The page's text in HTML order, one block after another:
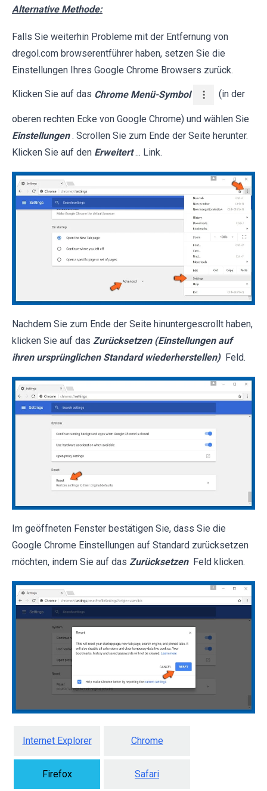
Alternative Methode:
Falls Sie weiterhin Probleme mit der Entfernung von
dregol.com browserentführer haben, setzen Sie die
Einstellungen Ihres Google Chrome Browsers zurück.
Klicken Sie auf das Chrome Menü-Symbol (in der
oberen rechten Ecke von Google Chrome) und wählen Sie
Einstellungen . Scrollen Sie zum Ende der Seite herunter.
Klicken Sie auf den Erweitert ... Link.
Nachdem Sie zum Ende der Seite hinuntergescrollt haben,
klicken Sie auf das Zurücksetzen (Einstellungen auf
ihren ursprünglichen Standard wiederherstellen) Feld.
Im geöffneten Fenster bestätigen Sie, dass Sie die
Google Chrome Einstellungen auf Standard zurücksetzen
möchten, indem Sie auf das Zurücksetzen Feld klicken.
Internet Explorer Chrome
Firefox Safari